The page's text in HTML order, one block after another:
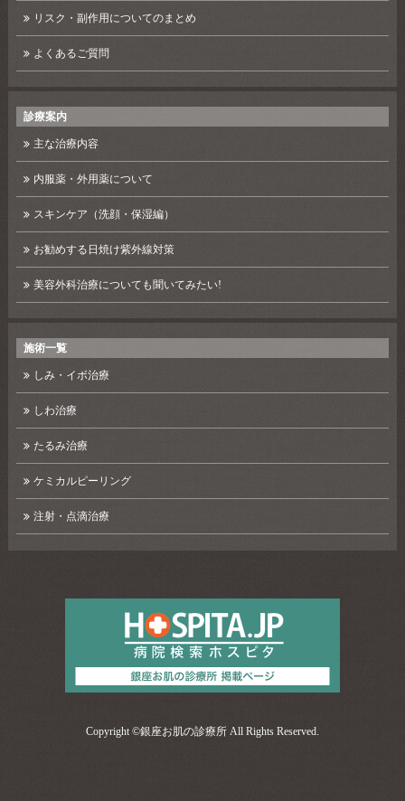
リスク・副作用についてのまとめ
よくあるご質問
診療案内
主な治療内容
内服薬・外用薬について
スキンケア（洗顔・保湿編）
お勧めする日焼け紫外線対策
美容外科治療についても聞いてみたい!
施術一覧
しみ・イボ治療
しわ治療
たるみ治療
ケミカルピーリング
注射・点滴治療
Copyright ©銀座お肌の診療所 All Rights Reserved.